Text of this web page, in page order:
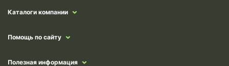
Каталоги компании
Помощь по сайту
Полезная информация